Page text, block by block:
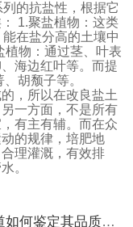
的抗盐性，根据它
1.聚盐植物：这类
在盐分高的土壤中
植物：通过茎、叶表
海边红叶等。而提
胡颓子等。
，所以在改良盐土
一方面，不是所有
有主有辅。而在众
的规律，培肥地
理灌溉，有效排
。
定其品质好坏么？